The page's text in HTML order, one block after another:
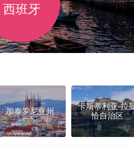
西班牙
加泰罗尼亚州
卡斯蒂利亚-拉
恰自治区